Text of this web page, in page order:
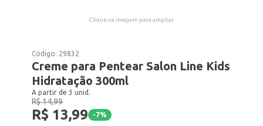
Clique na imagem para ampliar.
Código: 29832
Creme para Pentear Salon Line Kids
Hidratação 300ml
A partir de 3 unid.
R$ 14,99
R$ 13,99 -7%